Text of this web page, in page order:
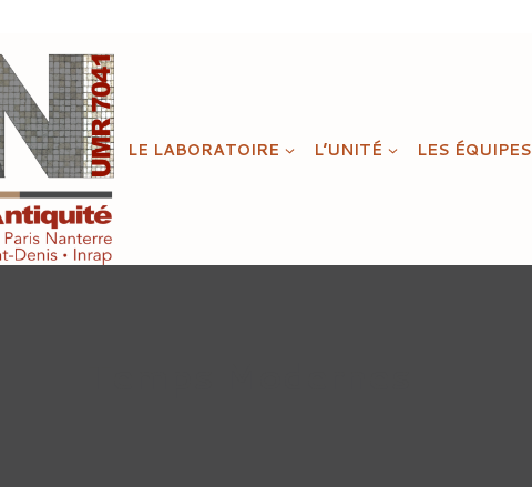
LE LABORATOIRE L’UNITÉ LES ÉQUIPES